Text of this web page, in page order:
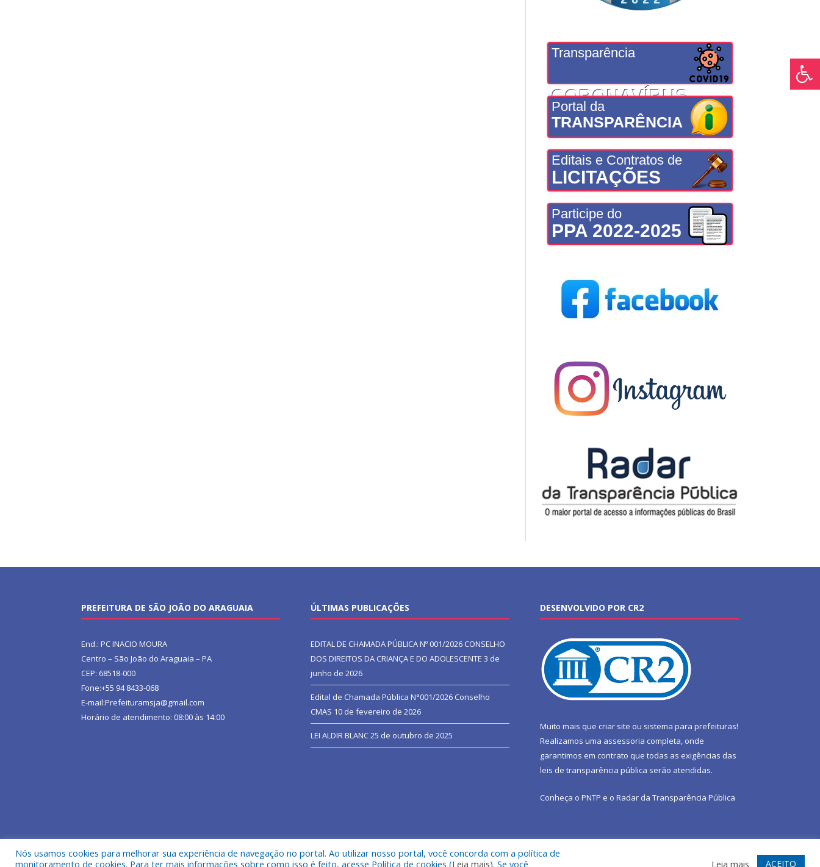
Transparência
CORONAVÍRUS
Portal da
TRANSPARÊNCIA
Editais e Contratos de
LICITAÇÕES
Participe do
PPA 2022-2025
PREFEITURA DE SÃO JOÃO DO ARAGUAIA
End.: PC INACIO MOURA
Centro – São João do Araguaia – PA
CEP: 68518-000
Fone:+55 94 8433-068
E-mail:Prefeituramsja@gmail.com
Horário de atendimento: 08:00 às 14:00
ÚLTIMAS PUBLICAÇÕES
EDITAL DE CHAMADA PÚBLICA Nº 001/2026 CONSELHO
DOS DIREITOS DA CRIANÇA E DO ADOLESCENTE 3 de
junho de 2026
Edital de Chamada Pública N°001/2026 Conselho
CMAS 10 de fevereiro de 2026
LEI ALDIR BLANC25 de outubro de 2025
DESENVOLVIDO POR CR2
Muito mais que criar site ou sistema para prefeituras!
Realizamos uma assessoria completa, onde
garantimos em contrato que todas as exigências das
leis de transparência pública serão atendidas.
Conheça o PNTP e o Radar da Transparência Pública
Todos os direitos reservados a Prefeitura Municipal de São João do Araguaia. Mapa do Site Acessar Webmail
Nós usamos cookies para melhorar sua experiência de navegação no portal. Ao utilizar nosso portal, você concorda com a política de
monitoramento de cookies. Para ter mais informações sobre como isso é feito, acesse Política de cookies (Leia mais). Se você Leia mais ACEITO